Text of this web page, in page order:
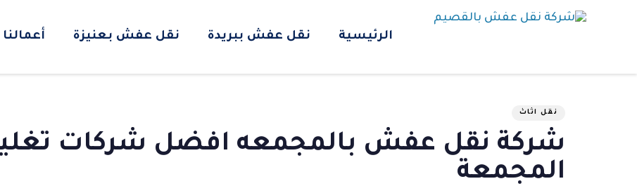
الرئيسية نقل عفش ببريدة نقل عفش بعنيزة أعمالنا
نقل اثاث
شركة نقل عفش بالمجمعه افضل شركات
المجمعة